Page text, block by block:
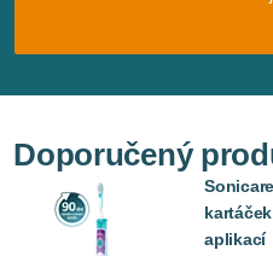
Doporučený
aplikací